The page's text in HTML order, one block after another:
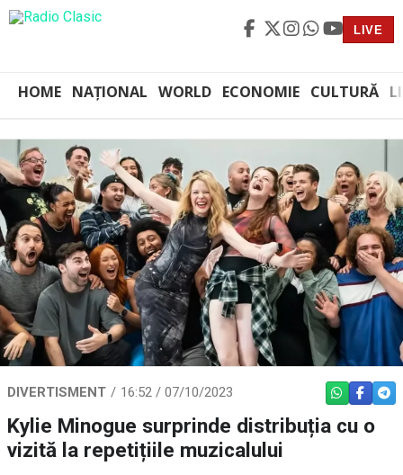
LIVE
HOME NAȚIONAL WORLD ECONOMIE CULTURĂ
DIVERTISMENT 16:52 / 07/10/2023 WHATSAPP
Kylie Minogue surprinde distribuția cu o
vizită la repetițiile muzicalului